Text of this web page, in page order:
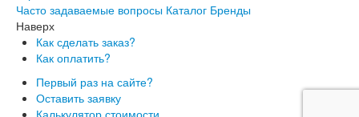
Часто задаваемые вопросы Каталог Бренды
Наверх
Как сделать заказ?
Как оплатить?
Первый раз на сайте?
Оставить заявку
Калькулятор стоимости